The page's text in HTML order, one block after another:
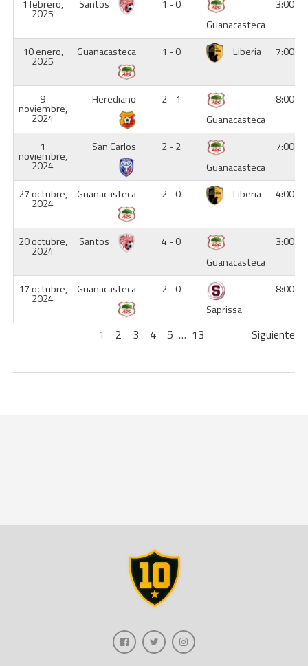
1 febrero,
2025
Santos
1 - 0
Guanacasteca
3:00
10 enero,
2025
Guanacasteca 1 - 0 Liberia 7:00
9
noviembre,
2024
Herediano
2 - 1
Guanacasteca
8:00
1
noviembre,
2024
San Carlos
2 - 2
Guanacasteca
7:00
27 octubre,
2024
Guanacasteca 2 - 0 Liberia 4:00
20 octubre,
2024
Santos
4 - 0
Guanacasteca
3:00
17 octubre,
2024
Guanacasteca
2 - 0
Saprissa
8:00
1 2 3 4 5 … 13 Siguiente